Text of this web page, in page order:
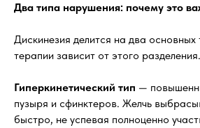
Два типа нарушения: почему это
Дискинезия делится на два основных
терапии зависит от этого разделения.
Гиперкинетический тип —
пузыря и сфинктеров. Желчь
быстро, не успевая полноценно